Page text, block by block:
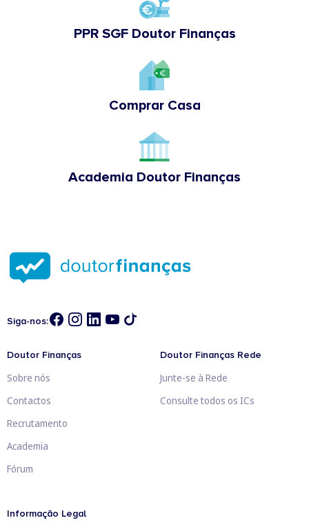
PPR SGF Doutor Finanças
Comprar Casa
Academia Doutor Finanças
Siga-nos:
Doutor Finanças
Sobre nós
Contactos
Recrutamento
Academia
Fórum
Doutor Finanças Rede
Junte-se à Rede
Consulte todos os ICs
Informação Legal